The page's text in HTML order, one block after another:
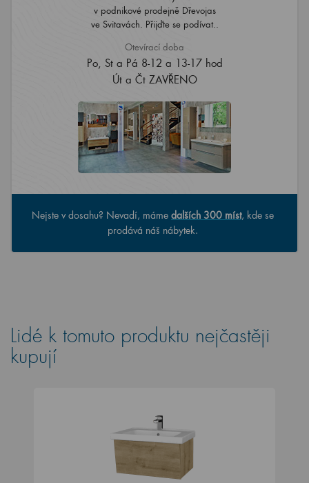
v podnikové prodejně Dřevojas
ve Svitavách. Přijďte se podívat..
Otevírací doba
Po, St a Pá 8-12 a 13-17 hod
Út a Čt ZAVŘENO
Nejste v dosahu? Nevadí, máme dalších 300 míst, kde se
prodává náš nábytek.
Lidé k tomuto produktu nejčastěji
kupují